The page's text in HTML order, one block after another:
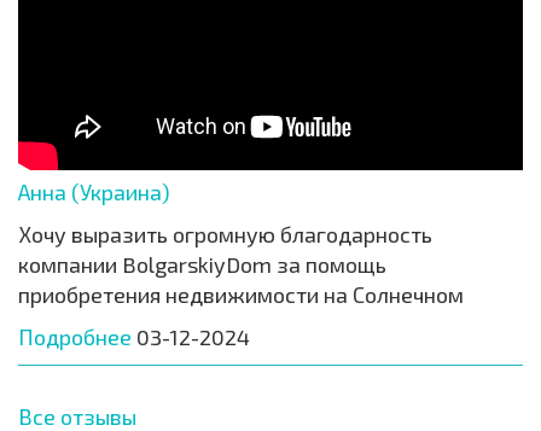
Анна (Украина)
Хочу выразить огромную благодарность
компании BolgarskiyDom за помощь
приобретения недвижимости на Солнечном
Подробнее 03-12-2024
Все отзывы